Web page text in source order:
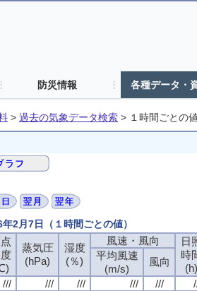
防災情報 各種データ・
> 過去の気象データ検索 > １時間ごとの
2月7日（１時間ごとの値）
蒸気圧
(hPa)
湿度
(％)
風速・風向
日
時
(h)
平均風速
(m/s)
風向
/// /// /// /// ///